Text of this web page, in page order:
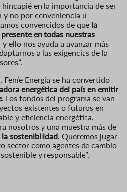
en la importancia de ser
no por conveniencia u
convencidos de que la
en todas nuestras
, y ello nos ayuda a avanzar más
a las exigencias de la
Feníe Energía se ha convertido
energética del país en emitir
. Los fondos del programa se van
existentes o futuros en
y eficiencia energética.
nosotros y una muestra más de
sostenibilidad . Queremos jugar
sector como agentes de cambio
y responsable”,